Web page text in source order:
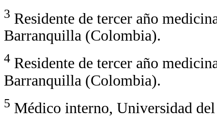
3 Residente de tercer año
Barranquilla (Colombia).
4 Residente de tercer año
Barranquilla (Colombia).
5 Médico interno, Universidad